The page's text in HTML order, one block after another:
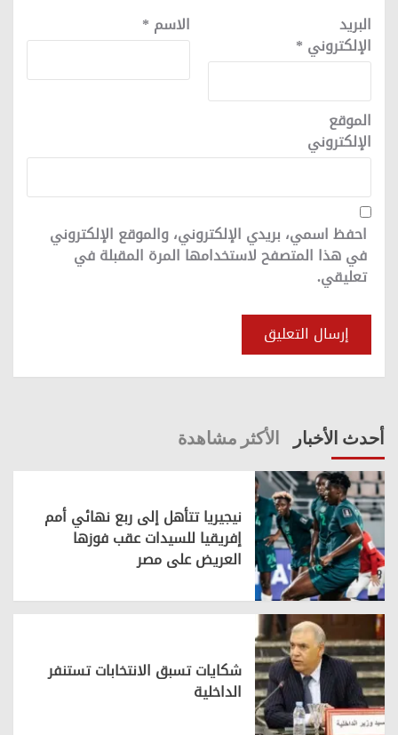
الاسم * البريد
الإلكتروني *
الموقع
الإلكتروني
احفظ اسمي، بريدي الإلكتروني، والموقع الإلكتروني
في هذا المتصفح لاستخدامها المرة المقبلة في
تعليقي.
أحدث الأخبار الأكثر مشاهدة
نيجيريا تتأهل إلى ربع نهائي أمم
إفريقيا للسيدات عقب فوزها
العريض على مصر
شكايات تسبق الانتخابات تستنفر
الداخلية